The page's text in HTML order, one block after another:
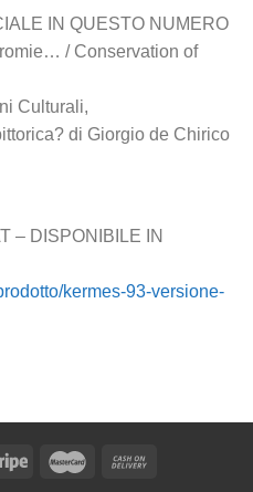
IN QUESTO NUMERO
/ Conservation of
Culturali,
di Giorgio de Chirico
– DISPONIBILE IN
kermes-93-versione-